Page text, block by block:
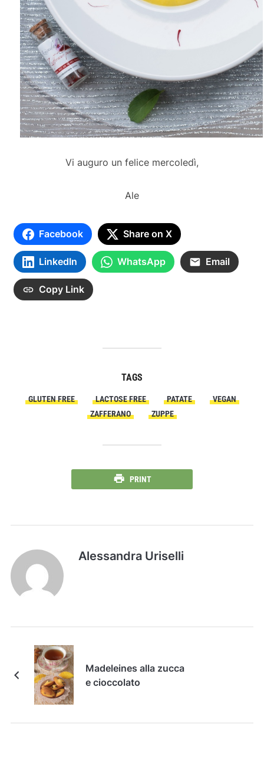
Vi auguro un felice mercoledì,
Ale
Facebook Share on X
LinkedIn WhatsApp Email
Copy Link
TAGS
GLUTEN FREE LACTOSE FREE PATATE
VEGAN
ZAFFERANO
ZUPPE
PRINT
Alessandra Uriselli
Madeleines alla zucca
e cioccolato